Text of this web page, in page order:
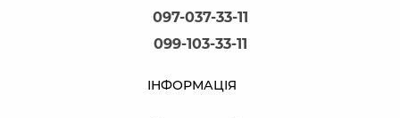
097-037-33-11
099-103-33-11
ІНФОРМАЦІЯ